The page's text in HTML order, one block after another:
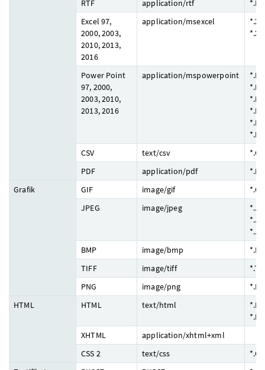
RTF application/rtf
Excel 97,
2000, 2003,
2010, 2013,
2016
application/msexcel
Power Point
97, 2000,
2003, 2010,
2013, 2016
application/mspowerpoint
CSV
text/csv
PDF
application/pdf
Grafik
GIF image/gif
JPEG
image/jpeg
BMP
image/bmp
TIFF
image/tiff
PNG
image/png
HTML
HTML text/html
XHTML
application/xhtml+xml
CSS 2
text/css